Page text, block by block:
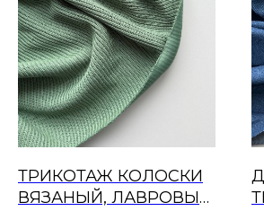
ТРИКОТАЖ КОЛОСКИ
ВЯЗАНЫЙ, ЛАВРОВЫЙ